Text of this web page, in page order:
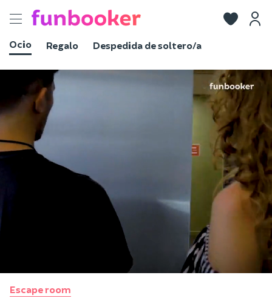
Toggle
Ocio
Regalo Despedida de soltero/a
Escape room